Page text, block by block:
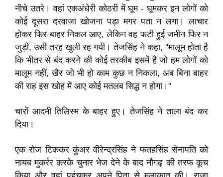
नीचे उतरे। वहां एकअंधेरी कोठरी में घूम - घूमकर इन लोगों को
कोई दूसरा दरवाजा खोजना पड़ा मगर पता न लगा। लाचार
होकर फिर बाहर निकल आए, लेकिन वह फटी हुई जमीन फिर न
जुड़ी, उसी तरह खुली रह गयी। तेजसिंह ने कहा, "मालूम होता है
कि भीतर से बंद करने की कोई तरकीब इसमें है जो हम लोगों को
मालूम नहीं, खैर जो भी हो काम कुछ न निकला, अब बिना बाहर
की राह इस खोह में आए कोई मतलब सिद्ध न होगा।"
चारों आदमी तिलिस्म के बाहर हुए। तेजसिंह ने ताला बंद कर
दिया।
एक रोज टिककर कुंअर वीरेन्द्रसिंह ने फतहसिंह सेनापति को
नायब मुकर्रर करके चुनार भेज देने के बाद नौगढ़ की तरफ कूच